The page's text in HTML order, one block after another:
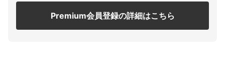
Premium会員登録の詳細はこちら